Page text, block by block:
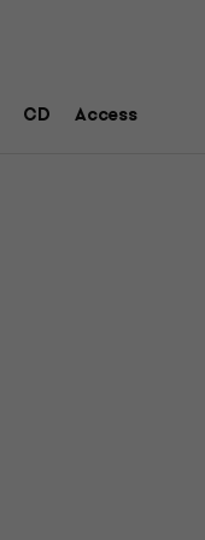
CD Accessoires